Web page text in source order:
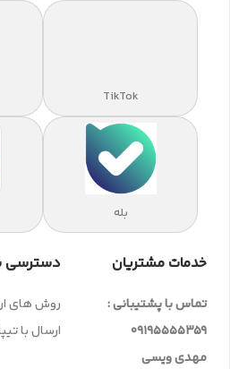
TikTok
بله
خدمات مشتریان
تماس با پشتیبانی :
09195555359
مهدی ویسی
دسترسی
روش های
ارسال با